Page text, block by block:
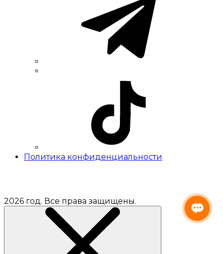
Политика конфиденциальности
2026 год. Все права защищены.